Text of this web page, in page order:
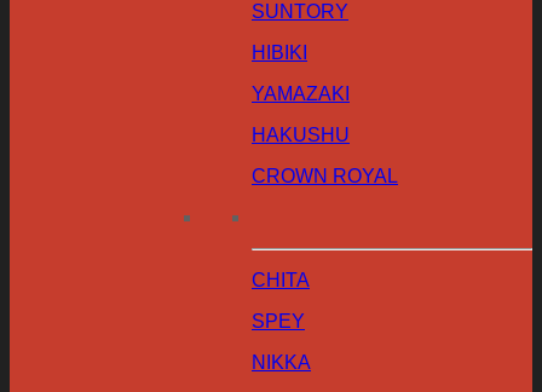
SUNTORY
HIBIKI
YAMAZAKI
HAKUSHU
CROWN ROYAL
CHITA
SPEY
NIKKA